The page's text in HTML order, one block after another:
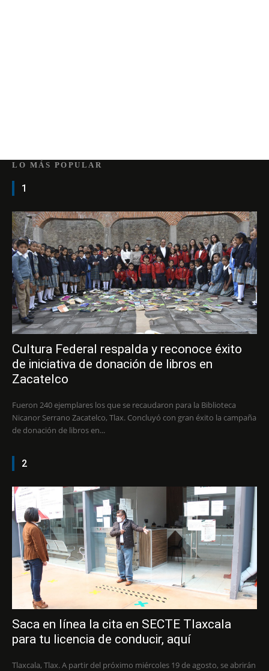
LO MÁS POPULAR
1
Cultura Federal respalda y reconoce éxito
de iniciativa de donación de libros en
Zacatelco
Fueron 240 ejemplares los que se recaudaron para la Biblioteca
Nicanor Serrano Zacatelco, Tlax. Concluyó con gran éxito la campaña
de donación de libros en...
2
Saca en línea la cita en SECTE Tlaxcala
para tu licencia de conducir, aquí
Tlaxcala, Tlax. A partir del próximo miércoles 19 de agosto, se abrirán